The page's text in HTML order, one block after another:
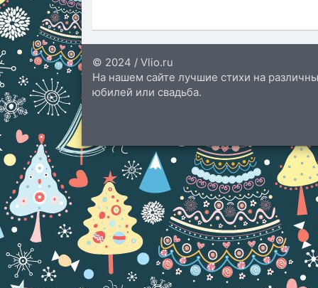
© 2024 / Vlio.ru
На нашем сайте лучшие стихи на
юбилей или свадьба.